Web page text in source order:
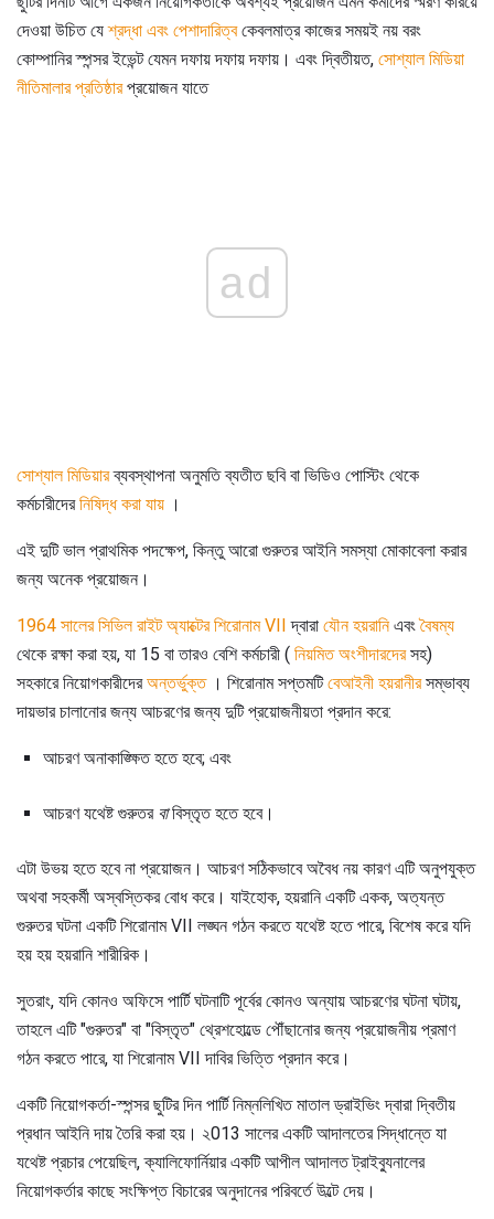
দেওয়া উচিত যেশ্রদ্ধা এবং পেশাদারিত্বকেবলমাত্র কাজের সময়ই নয় বরং
কোম্পানির স্পন্সর ইভেন্ট যেমন দফায় দফায় দফায়। এবং দ্বিতীয়ত, সোশ্যাল মিডিয়া
নীতিমালার প্রতিষ্ঠারপ্রয়োজন যাতে
ad
সোশ্যাল মিডিয়ারব্যবস্থাপনা অনুমতি ব্যতীত ছবি বা ভিডিও পোস্টিং থেকে
কর্মচারীদেরনিষিদ্ধ করা যায় ।
এই দুটি ভাল প্রাথমিক পদক্ষেপ, কিন্তু আরো গুরুতর আইনি সমস্যা মোকাবেলা করার
জন্য অনেক প্রয়োজন।
1964 সালের সিভিল রাইট অ্যাক্টের শিরোনাম VII দ্বারা যৌন হয়রানিএবংবৈষম্য
থেকে রক্ষা করা হয়, যা 15 বা তারও বেশি কর্মচারী ( নিয়মিত অংশীদারদেরসহ)
সহকারে নিয়োগকারীদেরঅন্তর্ভুক্ত। শিরোনাম সপ্তমটিবেআইনী হয়রানীরসম্ভাব্য
দায়ভার চালানোর জন্য আচরণের জন্য দুটি প্রয়োজনীয়তা প্রদান করে:
আচরণ অনাকাঙ্ক্ষিত হতে হবে; এবং
আচরণ যথেষ্ট গুরুতর বাবিস্তৃত হতে হবে।
এটা উভয় হতে হবে না প্রয়োজন। আচরণ সঠিকভাবে অবৈধ নয় কারণ এটি অনুপযুক্ত
অথবা সহকর্মী অস্বস্তিকর বোধ করে। যাইহোক, হয়রানি একটি একক, অত্যন্ত
গুরুতর ঘটনা একটি শিরোনাম VII লঙ্ঘন গঠন করতে যথেষ্ট হতে পারে, বিশেষ করে যদি
হয় হয় হয়রানি শারীরিক।
সুতরাং, যদি কোনও অফিসে পার্টি ঘটনাটি পূর্বের কোনও অন্যায় আচরণের ঘটনা ঘটায়,
তাহলে এটি "গুরুতর" বা "বিস্তৃত" থ্রেশহোল্ডে পৌঁছানোর জন্য প্রয়োজনীয় প্রমাণ
গঠন করতে পারে, যা শিরোনাম VII দাবির ভিত্তি প্রদান করে।
একটি নিয়োগকর্তা-স্পন্সর ছুটির দিন পার্টি নিম্নলিখিত মাতাল ড্রাইভিং দ্বারা দ্বিতীয়
প্রধান আইনি দায় তৈরি করা হয়। ২013 সালের একটি আদালতের সিদ্ধান্তে যা
যথেষ্ট প্রচার পেয়েছিল, ক্যালিফোর্নিয়ার একটি আপীল আদালত ট্রাইব্যুনালের
নিয়োগকর্তার কাছে সংক্ষিপ্ত বিচারের অনুদানের পরিবর্তে উল্টে দেয়।